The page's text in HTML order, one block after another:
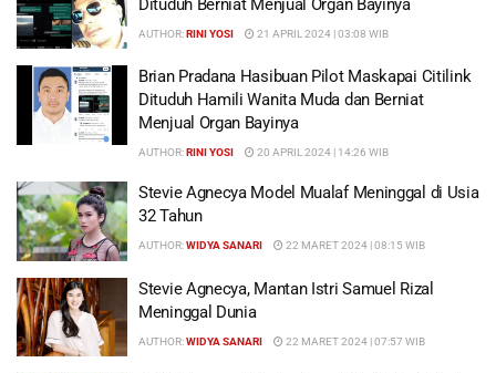
Dituduh Berniat Menjual Organ Bayinya
AUTHOR:RINI YOSI 21 APRIL 2024 | 03:08 WIB
Brian Pradana Hasibuan Pilot Maskapai Citilink
Dituduh Hamili Wanita Muda dan Berniat
Menjual Organ Bayinya
AUTHOR:RINI YOSI 20 APRIL 2024 | 14:26 WIB
Stevie Agnecya Model Mualaf Meninggal di Usia
32 Tahun
AUTHOR:WIDYA SANARI 22 MARET 2024 | 08:15 WIB
Stevie Agnecya, Mantan Istri Samuel Rizal
Meninggal Dunia
AUTHOR:WIDYA SANARI 22 MARET 2024 | 07:57 WIB